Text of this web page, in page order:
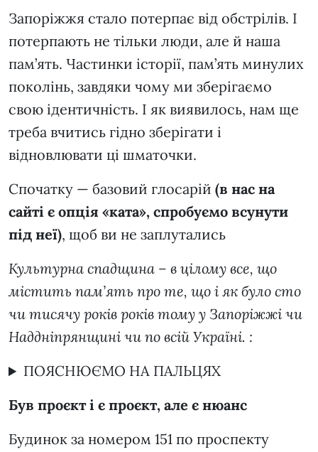
Запоріжжя стало потерпає від обстрілів. І
потерпають не тільки люди, але й наша
пам’ять. Частинки історії, пам’ять минулих
поколінь, завдяки чому ми зберігаємо
свою ідентичність. І як виявилось, нам ще
треба вчитись гідно зберігати і
відновлювати ці шматочки.
Спочатку — базовий глосарій (в нас на
сайті є опція «ката», спробуємо всунути
під неї), щоб ви не заплутались
Культурна спадщина – в цілому все, що
містить пам’ять про те, що і як було сто
чи тисячу років років тому у Запоріжжі чи
Наддніпрянщині чи по всій Україні. :
ПОЯСНЮЄМО НА ПАЛЬЦЯХ
Був проєкт і є проєкт, але є нюанс
Будинок за номером 151 по проспекту